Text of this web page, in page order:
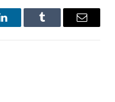
LinkedInTumblr Email